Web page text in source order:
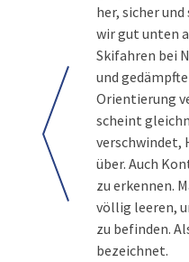
her, sicher
wir gut unten
Skifahren bei
und
Orientierung
scheint
verschwindet,
über. Auch
zu erkennen.
völlig leeren,
zu befinden.
bezeichnet.